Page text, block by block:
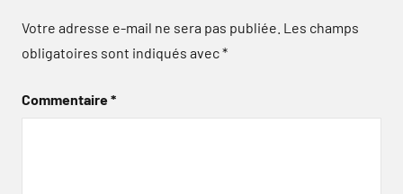
Votre adresse e-mail ne sera pas publiée. Les champs
obligatoires sont indiqués avec*
Commentaire*